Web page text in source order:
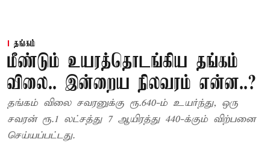
தங்கம்
மீண்டும் உயரத்தொடங்கிய தங்கம்
விலை.. இன்றைய நிலவரம் என்ன..?
தங்கம் விலை சவரனுக்கு ரூ.640-ம் உயர்ந்து, ஒரு
சவரன் ரூ.1 லட்சத்து 7 ஆயிரத்து 440-க்கும் விற்பனை
செய்யப்பட்டது.